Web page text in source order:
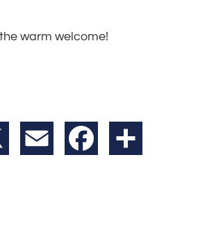
warm welcome!
Email Facebook